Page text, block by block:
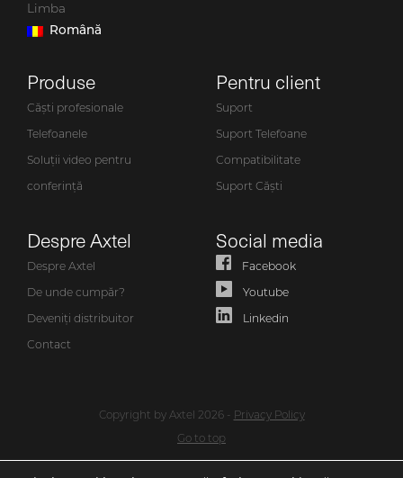
Limba
Română
Produse
Căști profesionale
Telefoanele
Soluții video pentru
conferință
Pentru client
Suport
Suport Telefoane
Compatibilitate
Suport Căști
Despre Axtel
Despre Axtel
De unde cumpăr?
Deveniți distribuitor
Contact
Social media
Facebook
Youtube
Linkedin
Copyright by Axtel 2026 - Privacy Policy
Go to top